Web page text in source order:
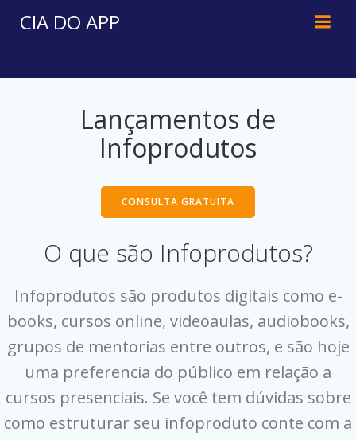
CIA DO APP
Lançamentos de
Infoprodutos
CONSULTA GRATUITA
O que são Infoprodutos?
Infoprodutos são produtos digitais como e-
books, cursos online, videoaulas, audiobooks,
grupos de mentorias entre outros, e são hoje
uma preferencia do público em relação a
cursos presenciais. Se você tem dúvidas sobre
como estruturar seu infoproduto conte com a